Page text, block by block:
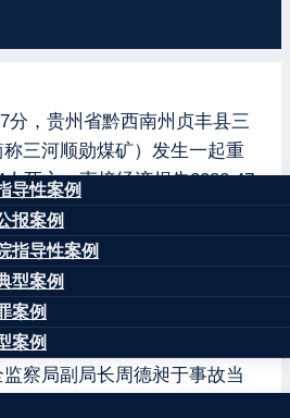
导性案例
报案例
指导性案例
型案例
案例
案例
分，贵州省黔西南州贞丰县三
三河顺勋煤矿）发生一起重
死亡，直接经济损失2288.47
国务院高度重视，国务院副
勇分别作出重要批示。应急
管理部副部长、国家矿山安
副局长黄锦生多次视频指挥
察局副局长周德昶于事故当
导抢险救援，副局长张昕到